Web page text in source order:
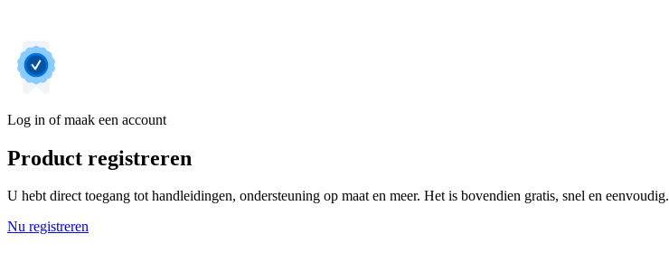
Log in of maak een account
Product registreren
U hebt direct toegang tot handleidingen, ondersteuning op maat en meer. Het is bovendien gratis, snel en eenvoudig.
Nu registreren